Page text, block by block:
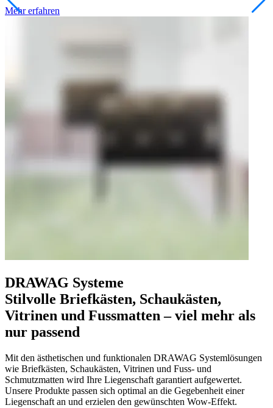
Mehr erfahren
DRAWAG Systeme
Stilvolle Briefkästen, Schaukästen,
Vitrinen und Fussmatten – viel mehr als
nur passend
Mit den ästhetischen und funktionalen DRAWAG Systemlösungen
wie Briefkästen, Schaukästen, Vitrinen und Fuss- und
Schmutzmatten wird Ihre Liegenschaft garantiert aufgewertet.
Unsere Produkte passen sich optimal an die Gegebenheit einer
Liegenschaft an und erzielen den gewünschten Wow-Effekt.